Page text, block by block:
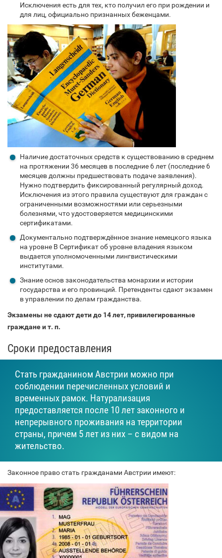
Исключения есть для тех, кто получил его при рождении и
для лиц, официально признанных беженцами.
Наличие достаточных средств к существованию в среднем
на протяжении 36 месяцев в последние 6 лет (последние 6
месяцев должны предшествовать подаче заявления).
Нужно подтвердить фиксированный регулярный доход.
Исключения из этого правила существуют для граждан с
ограниченными возможностями или серьезными
болезнями, что удостоверяется медицинскими
сертификатами.
Документально подтверждённое знание немецкого языка
на уровне B Сертификат об уровне владения языком
выдается уполномоченными лингвистическими
институтами.
Знание основ законодательства монархии и истории
государства и его провинций. Претенденты сдают экзамен
в управлении по делам гражданства.
Экзамены не сдают дети до 14 лет, привилегированные
граждане и т. п.
Сроки предоставления
Стать гражданином Австрии можно при
соблюдении перечисленных условий и
временных рамок. Натурализация
предоставляется после 10 лет законного и
непрерывного проживания на территории
страны, причем 5 лет из них – с видом на
жительство.
Законное право стать гражданами Австрии имеют: